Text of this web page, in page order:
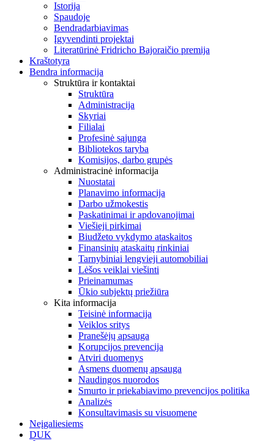
Istorija
Spaudoje
Bendradarbiavimas
Įgyvendinti projektai
Literatūrinė Fridricho Bajoraičio premija
Kraštotyra
Bendra informacija
Struktūra ir kontaktai
Struktūra
Administracija
Skyriai
Filialai
Profesinė sąjunga
Bibliotekos taryba
Komisijos, darbo grupės
Administracinė informacija
Nuostatai
Planavimo informacija
Darbo užmokestis
Paskatinimai ir apdovanojimai
Viešieji pirkimai
Biudžeto vykdymo ataskaitos
Finansinių ataskaitų rinkiniai
Tarnybiniai lengvieji automobiliai
Lėšos veiklai viešinti
Prieinamumas
Ūkio subjektų priežiūra
Kita informacija
Teisinė informacija
Veiklos sritys
Pranešėjų apsauga
Korupcijos prevencija
Atviri duomenys
Asmens duomenų apsauga
Naudingos nuorodos
Smurto ir priekabiavimo prevencijos politika
Analizės
Konsultavimasis su visuomene
Neįgaliesiems
DUK